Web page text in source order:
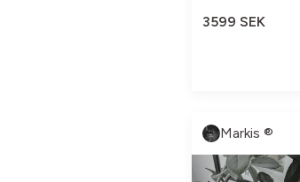
3599 SEK
Markis ®